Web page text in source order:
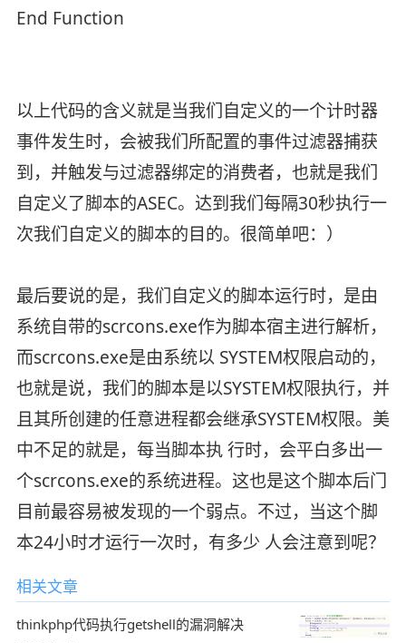
End Function
以上代码的含义就是当我们自定义的一个计时器
事件发生时，会被我们所配置的事件过滤器捕获
到，并触发与过滤器绑定的消费者，也就是我们
自定义了脚本的ASEC。达到我们每隔30秒执行一
次我们自定义的脚本的目的。很简单吧：）
最后要说的是，我们自定义的脚本运行时，是由
系统自带的scrcons.exe作为脚本宿主进行解析，
而scrcons.exe是由系统以 SYSTEM权限启动的，
也就是说，我们的脚本是以SYSTEM权限执行，并
且其所创建的任意进程都会继承SYSTEM权限。美
中不足的就是，每当脚本执 行时，会平白多出一
个scrcons.exe的系统进程。这也是这个脚本后门
目前最容易被发现的一个弱点。不过，当这个脚
本24小时才运行一次时，有多少 人会注意到呢？
相关文章
thinkphp代码执行getshell的漏洞解决